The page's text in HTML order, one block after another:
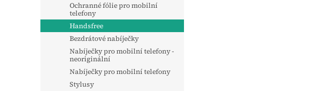
Ochranné fólie pro mobilní
telefony
Handsfree
Bezdrátové nabíječky
Nabíječky pro mobilní telefony -
neoriginální
Nabíječky pro mobilní telefony
Stylusy